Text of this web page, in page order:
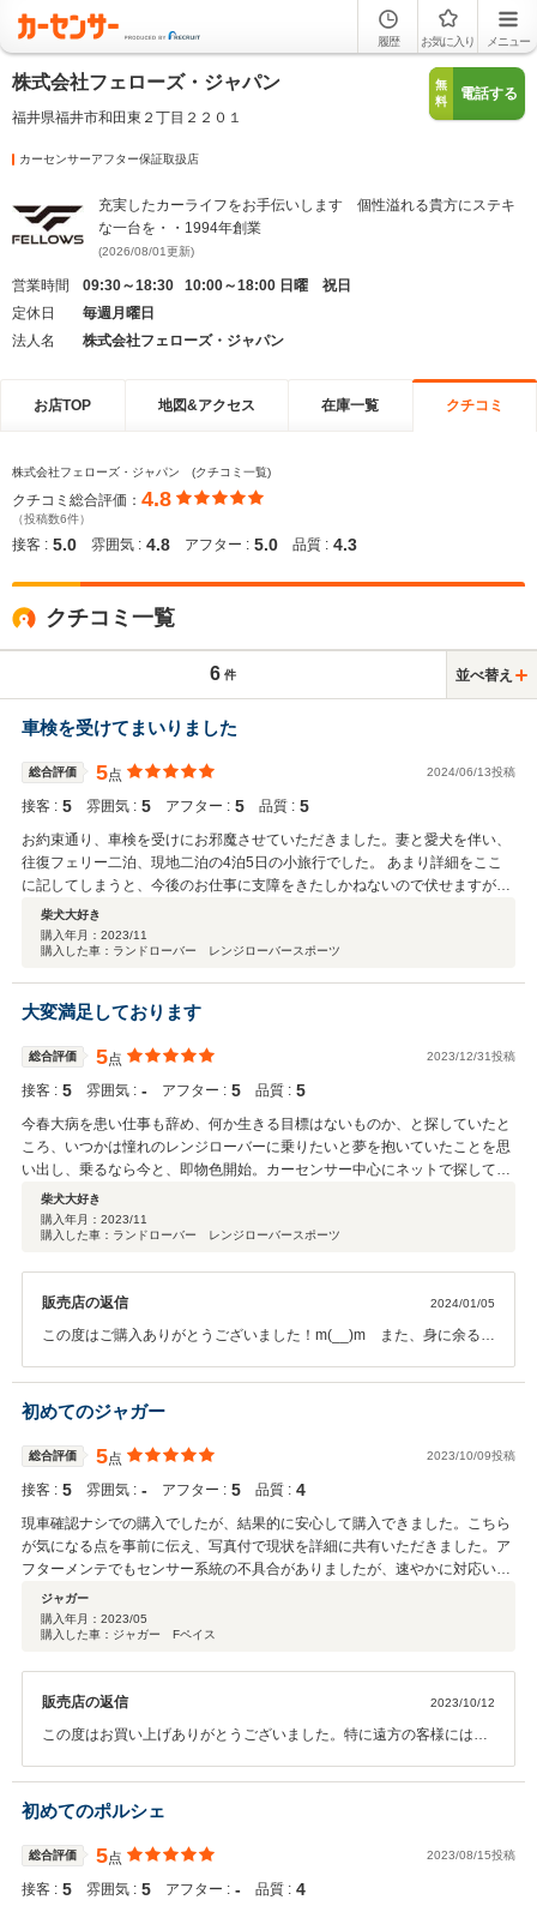
履歴 お気に入り メニュー
株式会社フェローズ・ジャパン
福井県福井市和田東２丁目２２０１
無
料
電話する
カーセンサーアフター保証取扱店
充実したカーライフをお手伝いします 個性溢れる貴方にステキ
な一台を・・1994年創業
(2026/08/01更新)
営業時間
09:30～18:30 10:00～18:00 日曜 祝日
定休日
毎週月曜日
法人名
株式会社フェローズ・ジャパン
お店TOP 地図&アクセス 在庫一覧 クチコミ
株式会社フェローズ・ジャパン (クチコミ一覧)
クチコミ総合評価： 4.8
（投稿数6件）
接客 : 5.0 雰囲気 : 4.8 アフター : 5.0 品質 : 4.3
クチコミ一覧
6 件 並べ替え
車検を受けてまいりました
総合評価 5点 2024/06/13投稿
接客 : 5 雰囲気 : 5 アフター : 5 品質 : 5
お約束通り、車検を受けにお邪魔させていただきました。妻と愛犬を伴い、
往復フェリー二泊、現地二泊の4泊5日の小旅行でした。 あまり詳細をここ
に記してしまうと、今後のお仕事に支障をきたしかねないので伏せますが、
今後ここ以外での車の購入・点検等は考えられなくなってしまいました。そ
れほど、微に入り細に入り、痒いところまで手が届く、というのはこのこと
を指す、というほど大満足の4泊5日の旅でした。スタッフの方々も社長の奥
ども福井県が大好きになりました。 体調が不安なワンちゃんの具合はその後
如何ですか？案じております。。。。。 肝心のレンスポは絶好調そのもの
で、輪厚での週1～2度（すべて徒歩）のゴルフの足として大活躍していま
す。特に終了後の疲労困憊した体に優しい車ですね。 6気筒とエアサスが心
身を癒してくれます。とてもディーゼルとは思えない。 北海道では四駆、デ
ィーゼルが定番なのですが、ＧＳの方もいきなりハイオクを入れようとして
びっくりしました。 昨年の大病からも順調に回復してきているので北海道を
満喫すべく、今月末には妻の実家の網走まで行き、ついでに道内一周する計
画を立てています。 実は6年前に横浜から移住したのですが、胆振大地震や
コロナなどでいまだに北海道を満喫出来ていません。 今回の訪問で、田中社
長の太っ腹と多大なるご厚情に触れることができ感謝感激です。 スタッフの
手に入りましたら、是非ともご一報ください。ただ、今の車が絶好調なので
ハードルはかなり高いと思います(笑) 今回も、ありがとうございました。 心
をお掛けしましたこと、申し訳ございませんでした。以後留意します。
柴犬大好き
購入年月： 2023/11
購入した車：ランドローバー レンジローバースポーツ
大変満足しております
総合評価 5点 2023/12/31投稿
接客 : 5 雰囲気 : ‐ アフター : 5 品質 : 5
今春大病を患い仕事も辞め、何か生きる目標はないものか、と探していたと
ころ、いつかは憧れのレンジローバーに乗りたいと夢を抱いていたことを思
い出し、乗るなら今と、即物色開始。カーセンサー中心にネットで探してい
たところ、こちらの所有車両が目に留まりました。しかし北海道在住かつ病
み上がりの私には現車確認のために福井まで行くことは不可能。そこで一先
ず電話だけでも、と連絡したのがきっかけで田中社長の虜になってしまいま
細な質問、要求でも嫌な対応は全く感ぜず、こんなことまで、と希望を伝え
ても殆ど私の望みは叶えて頂きました。来年６月の車検には家族全員でフェ
ら祈念いたします。最後に、中古車を物色している皆様に一言。新車でも中
古車でも所詮機械は機械。いくら整備をしたとしても不具合が出ても不思議
ではない。問題はその際の対応の姿勢。購入してからの安心感がここは違い
ます。この会社はとことん面倒を見てくれます。特に中古車購入にとって、
この安心感はかけがえのないものだと思います。車に関することなら、何か
い。きっと虜になってしまうことでしょう。
柴犬大好き
購入年月： 2023/11
購入した車：ランドローバー レンジローバースポーツ
販売店の返信 2024/01/05
この度はご購入ありがとうございました！m(__)m また、身に余るお
ってはこれ以上ない遠方のお客様ですから普段以上に念入りに且つ先
回り系の納車整備を施させていただきました。ですが仰る通り機械で
いただきますので何なりと申し付けください。最終手段は伺います！
(^^) ６月車検わざわざ遠方よりありがとうございます。移動手段
以外の段取りはお任せください！ 新店移転のお気遣い、地震被害のお
心遣い感謝申し上げます。再会できるのを楽しみにしております。
初めてのジャガー
総合評価 5点 2023/10/09投稿
接客 : 5 雰囲気 : ‐ アフター : 5 品質 : 4
現車確認ナシでの購入でしたが、結果的に安心して購入できました。こちら
が気になる点を事前に伝え、写真付で現状を詳細に共有いただきました。ア
フターメンテでもセンサー系統の不具合がありましたが、速やかに対応いた
だきました。社長さんもとても丁寧な方でした。信頼できる販売店だと思い
ます。
ジャガー
購入年月： 2023/05
購入した車：ジャガー Fペイス
販売店の返信 2023/10/12
この度はお買い上げありがとうございました。特に遠方の客様には車
おりますが、今回は納車早々にご不便をお掛けして申し訳ありません
でした。お客様の立場になって誠心誠意応対させていただきますので
初めてのポルシェ
総合評価 5点 2023/08/15投稿
接客 : 5 雰囲気 : 5 アフター : ‐ 品質 : 4